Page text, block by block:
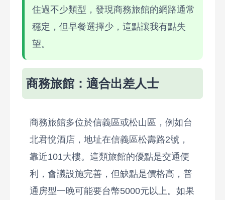
住過不少類型，發現商務旅館的網路通常
穩定，但早餐選擇少，這點讓我有點失
望。
商務旅館：適合出差人士
商務旅館多位於信義區或松山區，例如台
北君悅酒店，地址在信義區松壽路2號，
靠近101大樓。這類旅館的優點是交通便
利，會議設施完善，但缺點是價格高，普
通房型一晚可能要台幣5000元以上。如果